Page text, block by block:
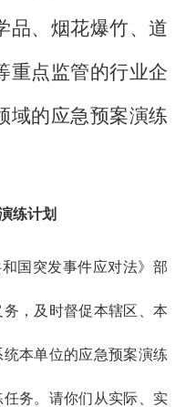
品、烟花爆竹、道
重点监管的行业企
域的应急预案演练
练计划
国突发事件应对法》部
，及时督促本辖区、本
本单位的应急预案演练
务。请你们从实际、实